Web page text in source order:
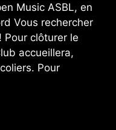
Music ASBL, en
Vous rechercher
Pour clôturer le
accueillera,
Pour